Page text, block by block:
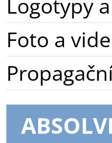
Logotypy
Foto a